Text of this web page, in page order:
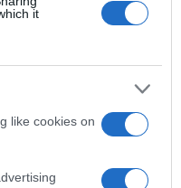
it
like cookies on
e